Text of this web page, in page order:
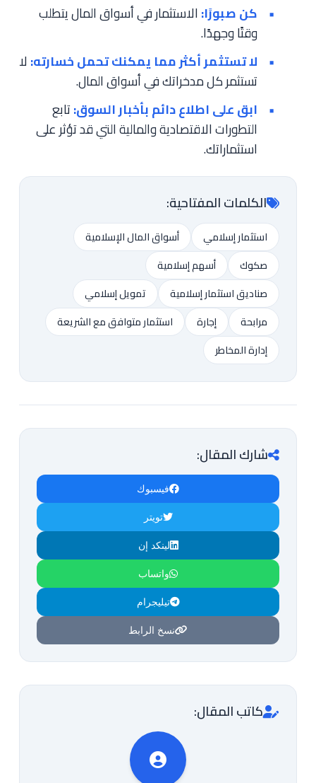
كن صبورًا: الاستثمار في أسواق المال يتطلب
وقتًا وجهدًا.
لا تستثمر أكثر مما يمكنك تحمل خسارته: لا
تستثمر كل مدخراتك في أسواق المال.
ابق على اطلاع دائم بأخبار السوق:تابع
التطورات الاقتصادية والمالية التي قد تؤثر على
استثماراتك.
الكلمات المفتاحية:
استثمار إسلامي
أسواق المال الإسلامية
صكوك
أسهم إسلامية
صناديق استثمار إسلامية
تمويل إسلامي
مرابحة
إجارة
استثمار متوافق مع الشريعة
إدارة المخاطر
شارك المقال:
فيسبوك
تويتر
لينكد إن
واتساب
تيليجرام
نسخ الرابط
كاتب المقال: